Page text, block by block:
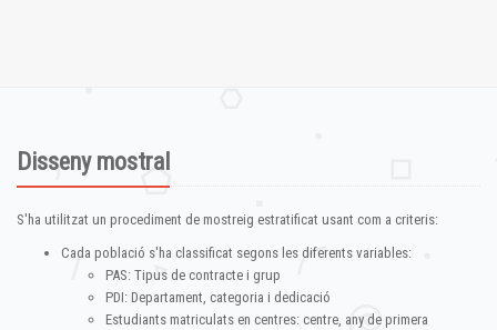
Disseny mostral
S'ha utilitzat un procediment de mostreig estratificat usant com a criteris:
Cada població s'ha classificat segons les diferents variables:
PAS: Tipus de contracte i grup
PDI: Departament, categoria i dedicació
Estudiants matriculats en centres: centre, any de primera